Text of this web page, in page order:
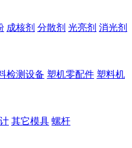
成核剂 分散剂 光亮剂 消光剂
检测设备 塑机零配件 塑料机
其它模具 螺杆